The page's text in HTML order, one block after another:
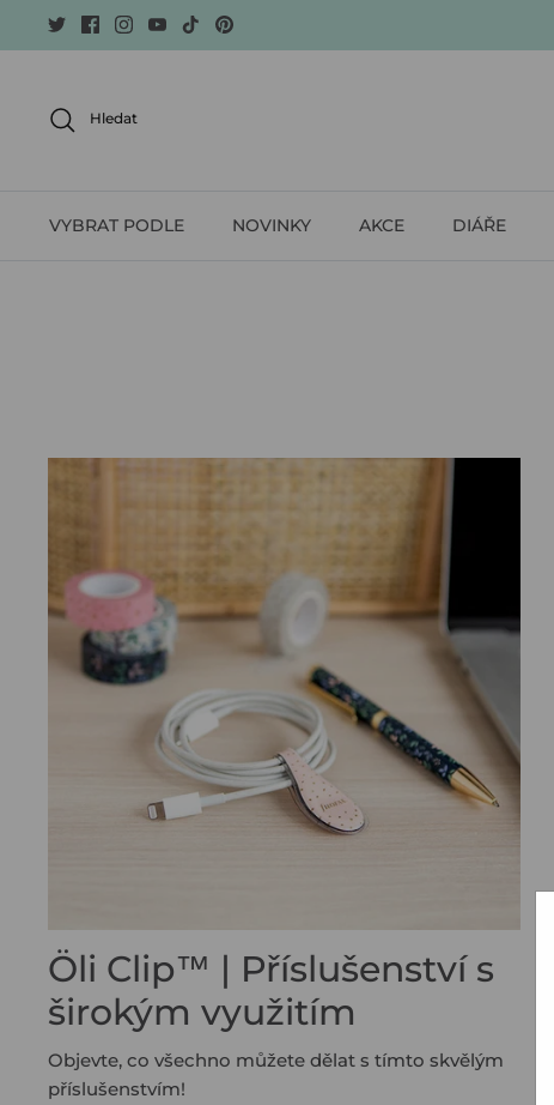
Hledat
VYBRAT PODLE NOVINKY AKCE DIÁŘE
Öli Clip™ | Příslušenství s
širokým využitím
Objevte, co všechno můžete dělat s tímto skvělým
příslušenstvím!